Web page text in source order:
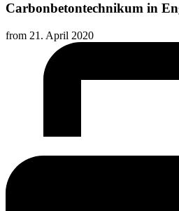
Carbonbetontechnikum in
from 21. April 2020